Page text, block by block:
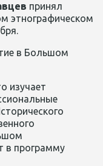
принял
этнографическом
изучает
в программу